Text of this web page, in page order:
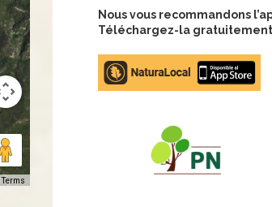
Terms
Nous vous recommandons
Téléchargez-la
Apple
store